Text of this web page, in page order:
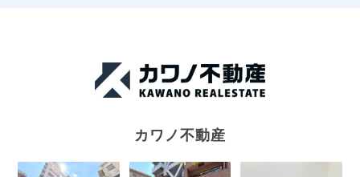
カワノ不動産